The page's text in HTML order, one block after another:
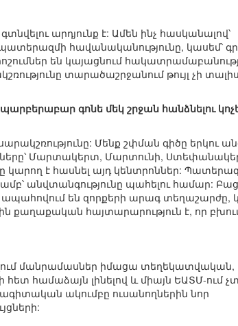
արդյունք է: Ամեն ինչ հասկանալով՝
հավանականությունը, կասեմ՝
են կայացնում
տարածաշրջանում թույլ չի տալիս
գոնե մեկ շրջան հանձնելու
Մենք շփման գիծը երկու
Մարտակերտ, Մարտունի,
կարող է հասնել այդ կենտրոններ:
անվտանգությունը պահելու համար:
են զորքերի արագ տեղաշարժը,
քաղաքական հայտարարություն է, որ
մանրամասներ իմացա տեղեկատվական,
համաձայն լինելով և միայն ԵԱՏՄ-ում
ակումբը ուսանողներին նոր